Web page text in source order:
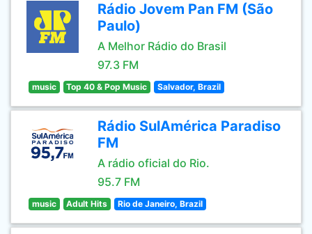
Rádio Jovem Pan FM (São
Paulo)
A Melhor Rádio do Brasil
97.3 FM
music Top 40 & Pop Music Salvador, Brazil
Rádio SulAmérica Paradiso
FM
A rádio oficial do Rio.
95.7 FM
music Adult Hits Rio de Janeiro, Brazil